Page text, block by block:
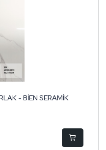
- BİEN SERAMİK